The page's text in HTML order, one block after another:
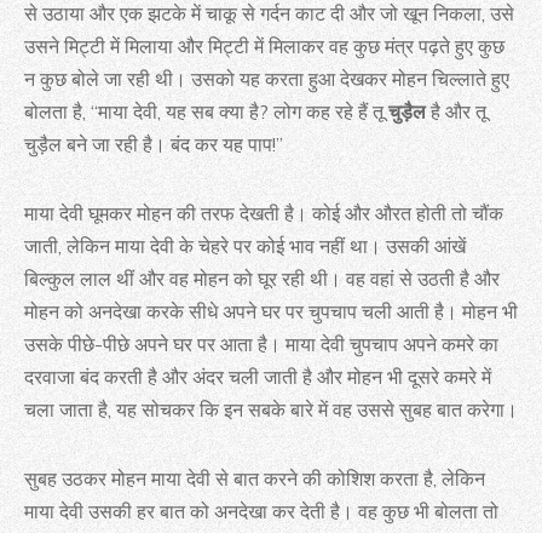
से उठाया और एक झटके में चाकू से गर्दन काट दी और जो खून निकला, उसे
उसने मिट्टी में मिलाया और मिट्टी में मिलाकर वह कुछ मंत्र पढ़ते हुए कुछ
न कुछ बोले जा रही थी। उसको यह करता हुआ देखकर मोहन चिल्लाते हुए
बोलता है, “माया देवी, यह सब क्या है? लोग कह रहे हैं तूचुड़ैलहै और तू
चुड़ैल बने जा रही है। बंद कर यह पाप!”
माया देवी घूमकर मोहन की तरफ देखती है। कोई और औरत होती तो चौंक
जाती, लेकिन माया देवी के चेहरे पर कोई भाव नहीं था। उसकी आंखें
बिल्कुल लाल थीं और वह मोहन को घूर रही थी। वह वहां से उठती है और
मोहन को अनदेखा करके सीधे अपने घर पर चुपचाप चली आती है। मोहन भी
उसके पीछे-पीछे अपने घर पर आता है। माया देवी चुपचाप अपने कमरे का
दरवाजा बंद करती है और अंदर चली जाती है और मोहन भी दूसरे कमरे में
चला जाता है, यह सोचकर कि इन सबके बारे में वह उससे सुबह बात करेगा।
सुबह उठकर मोहन माया देवी से बात करने की कोशिश करता है, लेकिन
माया देवी उसकी हर बात को अनदेखा कर देती है। वह कुछ भी बोलता तो